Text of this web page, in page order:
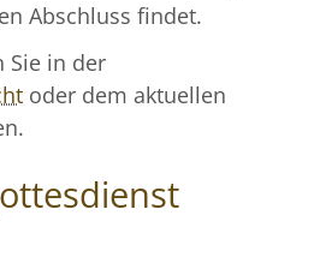
Abschluss findet.
Sie in der
oder dem aktuellen